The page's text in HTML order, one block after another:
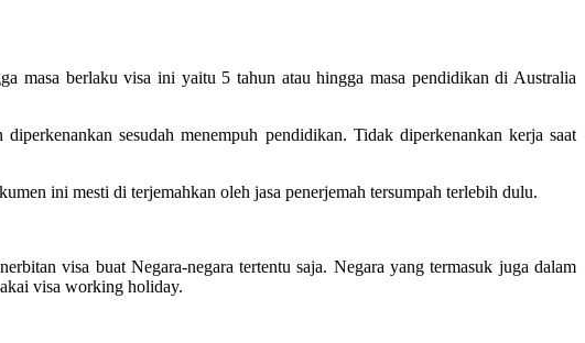
masa berlaku visa ini yaitu 5 tahun atau hingga masa pendidikan di Australia
sesudah menempuh pendidikan. Tidak diperkenankan kerja saat
ini mesti di terjemahkan oleh jasa penerjemah tersumpah terlebih dulu.
visa buat Negara-negara tertentu saja. Negara yang termasuk juga dalam
visa working holiday.